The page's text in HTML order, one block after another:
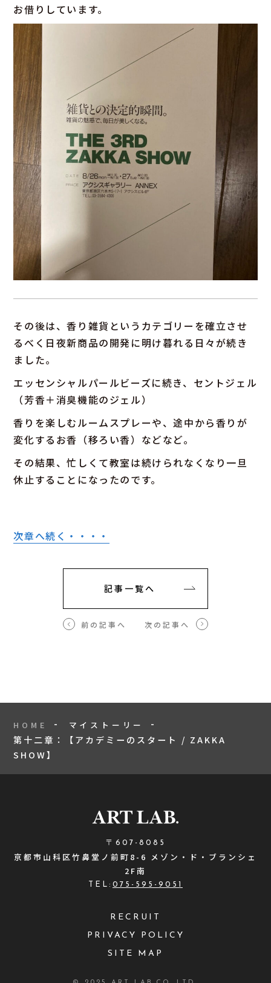
お借りしています。
その後は、香り雑貨というカテゴリーを確立させ
るべく日夜新商品の開発に明け暮れる日々が続き
ました。
エッセンシャルパールビーズに続き、セントジェル
（芳香＋消臭機能のジェル）
香りを楽しむルームスプレーや、途中から香りが
変化するお香（移ろい香）などなど。
その結果、忙しくて教室は続けられなくなり一旦
休止することになったのです。
次章へ続く・・・・
記事一覧へ
前の記事へ 次の記事へ
HOME マイストーリー
第十二章：【アカデミーのスタート / ZAKKA
SHOW】
〒607-8085
京都市山科区竹鼻堂ノ前町8-6 メゾン・ド・ブランシェ
2F南
TEL: 075-595-9051
RECRUIT
PRIVACY POLICY
SITE MAP